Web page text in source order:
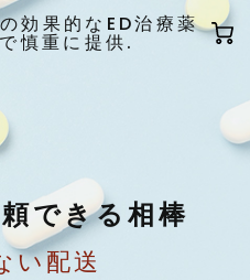
効果的なED治療薬
慎重に提供.
できる相棒
い配送